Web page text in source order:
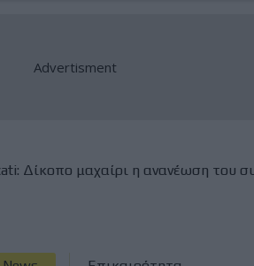
Δίκοπο μαχαίρι η ανανέωση του